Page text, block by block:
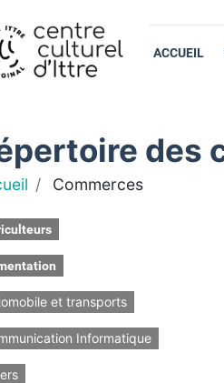
ACCUEIL
des
Commerces
et transports
Informatique